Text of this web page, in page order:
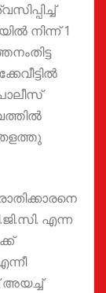
നിന്ന് 1
എന്ന
അയച്ച്